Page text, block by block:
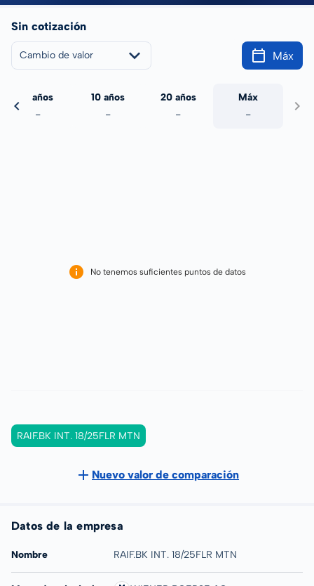
Sin cotización
Cambio de valor Máx
5 años
-
10 años
-
20 años
-
Máx
-
No tenemos suficientes puntos de datos
RAIF.BK INT. 18/25FLR MTN
Nuevo valor de comparación
Datos de la empresa
Nombre RAIF.BK INT. 18/25FLR MTN